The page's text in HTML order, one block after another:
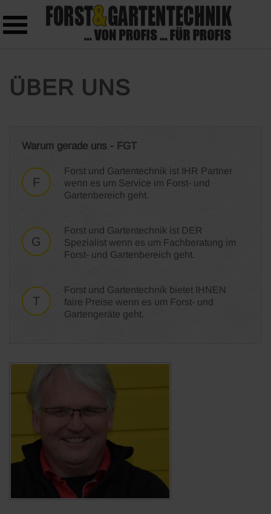
Skip to main content
ÜBER UNS
Warum gerade uns - FGT
F
Forst und Gartentechnik ist IHR Partner
wenn es um Service im Forst- und
Gartenbereich geht.
G
Forst und Gartentechnik ist DER
Spezialist wenn es um Fachberatung im
Forst- und Gartenbereich geht.
T
Forst und Gartentechnik bietet IHNEN
faire Preise wenn es um Forst- und
Gartengeräte geht.